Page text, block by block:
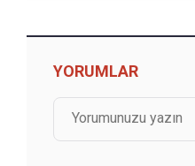
YORUMLAR